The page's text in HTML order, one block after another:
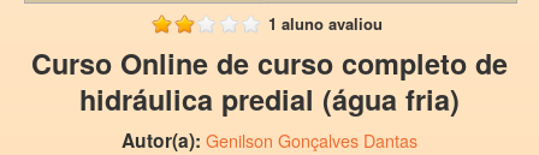
1 aluno avaliou
Curso Online de curso completo de
hidráulica predial (água fria)
Autor(a): Genilson Gonçalves Dantas